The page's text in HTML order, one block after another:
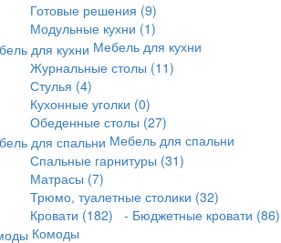
Готовые решения (9)
Модульные кухни (1)
Мебель для кухни
Журнальные столы (11)
Стулья (4)
Кухонные уголки (0)
Обеденные столы (27)
Мебель для спальни
Спальные гарнитуры (31)
Матрасы (7)
Трюмо, туалетные столики (32)
Кровати (182)
- Бюджетные кровати (86)
Комоды